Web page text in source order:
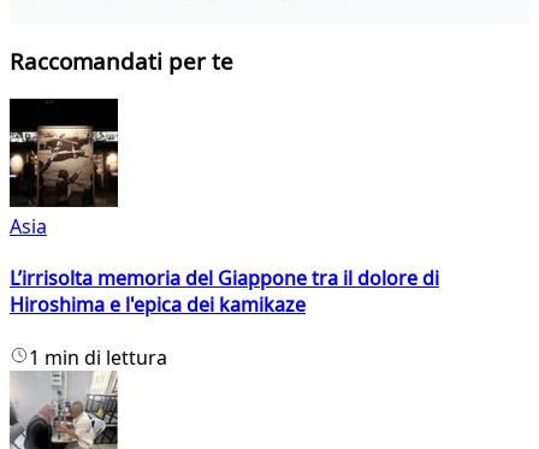
Raccomandati per te
Asia
L’irrisolta memoria del Giappone tra il dolore di
Hiroshima e l'epica dei kamikaze
1 min di lettura